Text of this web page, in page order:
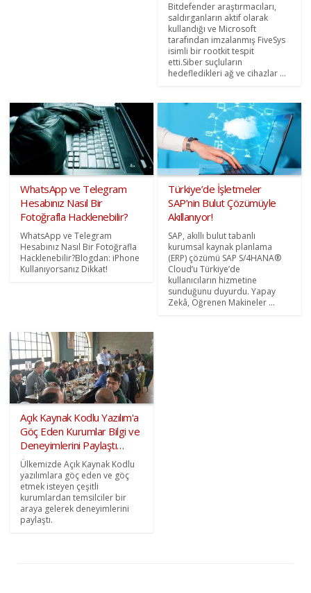
Bitdefender araştırmacıları,
saldırganların aktif olarak
kullandığı ve Microsoft
tarafından imzalanmış FiveSys
isimli bir rootkit tespit
etti.Siber suçluların
hedefledikleri ağ ve cihazlar ...
WhatsApp ve Telegram
Hesabınız Nasıl Bir
Fotoğrafla Hacklenebilir?
WhatsApp ve Telegram
Hesabınız Nasıl Bir Fotoğrafla
Hacklenebilir?Blogdan: iPhone
Kullanıyorsanız Dikkat!
Türkiye’de İşletmeler
SAP’nin Bulut Çözümüyle
Akıllanıyor!
SAP, akıllı bulut tabanlı
kurumsal kaynak planlama
(ERP) çözümü SAP S/4HANA®
Cloud’u Türkiye’de
kullanıcıların hizmetine
sunduğunu duyurdu. Yapay
Zekâ, Öğrenen Makineler ...
Açık Kaynak Kodlu Yazılım'a
Göç Eden Kurumlar Bilgi ve
Deneyimlerini Paylaştı…
Ülkemizde Açık Kaynak Kodlu
yazılımlara göç eden ve göç
etmek isteyen çeşitli
kurumlardan temsilciler bir
araya gelerek deneyimlerini
paylaştı.